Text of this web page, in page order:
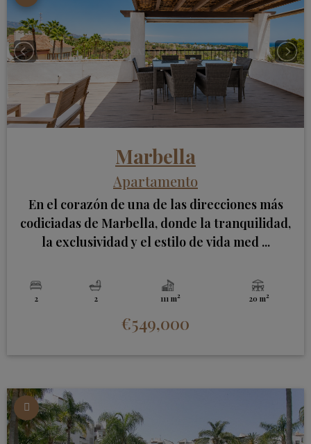
Marbella
Apartamento
En el corazón de una de las direcciones más
codiciadas de Marbella, donde la tranquilidad,
la exclusividad y el estilo de vida med ...
2 2 111 m2 20 m2
€549,000